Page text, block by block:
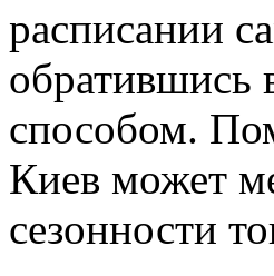
расписании
способом.
Киев может
сезонности